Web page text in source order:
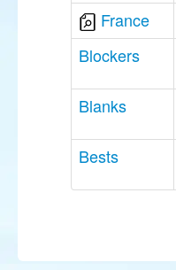
France
Blockers
Blanks
Bests